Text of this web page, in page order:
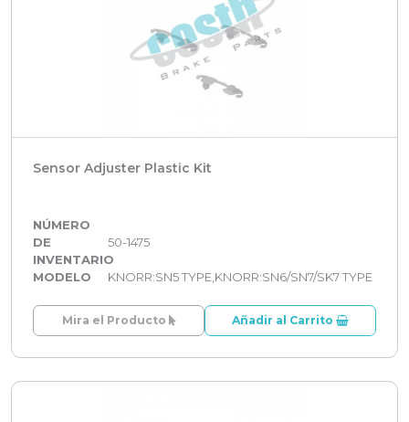
Sensor Adjuster Plastic Kit
NÚMERO
DE
INVENTARIO
50-1475
MODELO KNORR:SN5 TYPE,KNORR:SN6/SN7/SK7 TYPE
Mira el Producto Añadir al Carrito